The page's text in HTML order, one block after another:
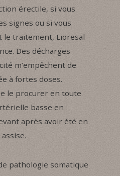
érectile, si vous
signes ou si vous
traitement, Lioresal
Des décharges
m’empêchent de
à fortes doses.
le procurer en toute
basse en
après avoir été en
pathologie somatique